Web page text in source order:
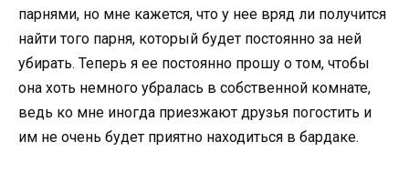
парнями, но мне кажется, что у нее вряд ли получится
найти того парня, который будет постоянно за ней
убирать. Теперь я ее постоянно прошу о том, чтобы
она хоть немного убралась в собственной комнате,
ведь ко мне иногда приезжают друзья погостить и
им не очень будет приятно находиться в бардаке.